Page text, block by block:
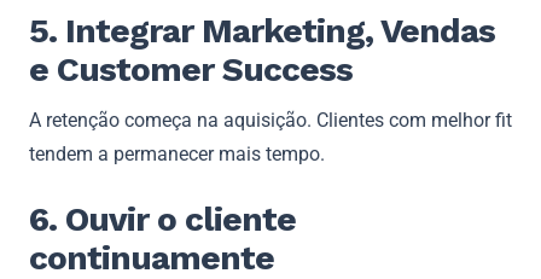
5. Integrar Marketing, Vendas
e Customer Success
A retenção começa na aquisição. Clientes com melhor fit
tendem a permanecer mais tempo.
6. Ouvir o cliente
continuamente